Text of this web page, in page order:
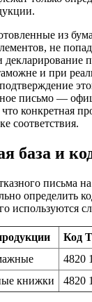
из
не
декларирование
и при
письмо —
конкретная
соответствия.
база и
письма
определить
используются
Код
4820
книжки
4820